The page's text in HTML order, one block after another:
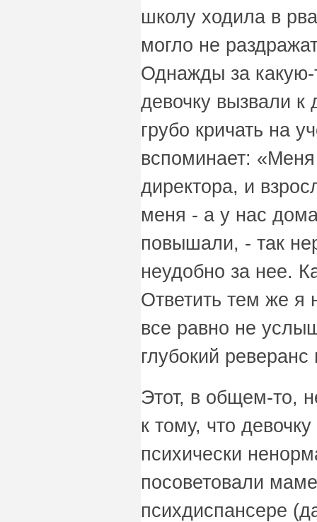
школу ходила в
могло не
Однажды за какую-
девочку вызвали к
грубо кричать на
вспоминает:
директора, и
меня - а у нас
повышали, - так
неудобно за нее.
Ответить тем же я
все равно не
глубокий
Этот, в общем-то,
к тому, что
психически
посоветовали
психдиспансере